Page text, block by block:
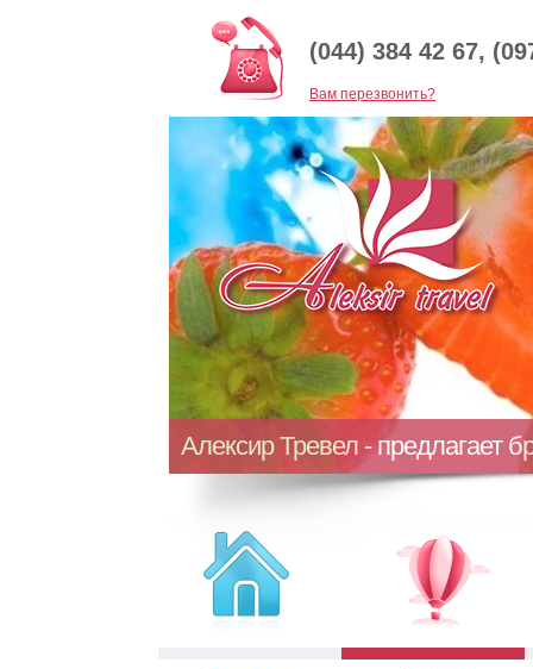
(044) 384 42 67,
Baм перезвонить?
Алексир Тревел - предлагает